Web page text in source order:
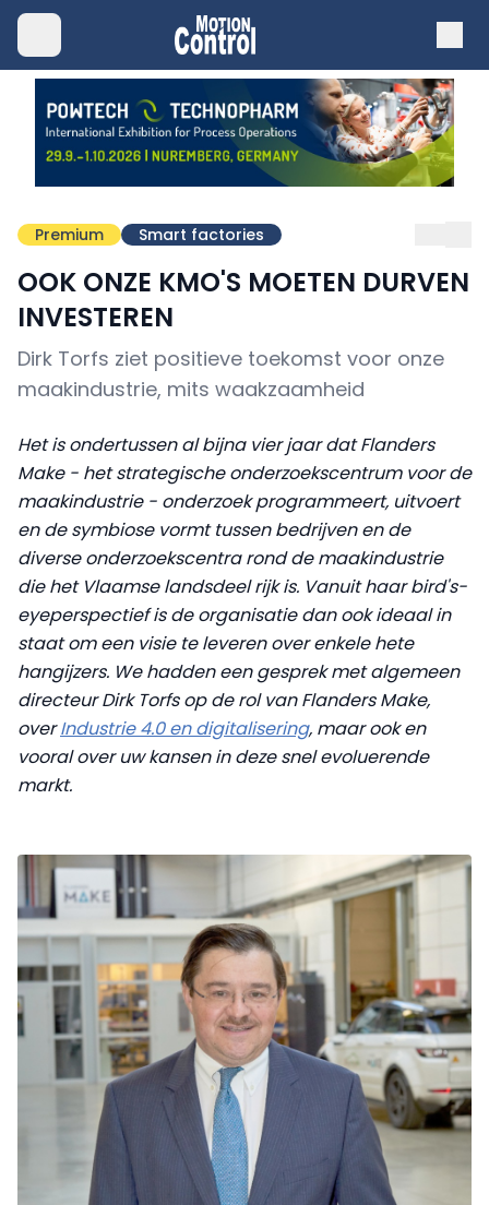
Premium Smart factories
OOK ONZE KMO'S MOETEN DURVEN
INVESTEREN
Dirk Torfs ziet positieve toekomst voor onze
maakindustrie, mits waakzaamheid
Het is ondertussen al bijna vier jaar dat Flanders
Make - het strategische onderzoekscentrum voor de
maakindustrie - onderzoek programmeert, uitvoert
en de symbiose vormt tussen bedrijven en de
diverse onderzoekscentra rond de maakindustrie
die het Vlaamse landsdeel rijk is. Vanuit haar bird's-
eyeperspectief is de organisatie dan ook ideaal in
staat om een visie te leveren over enkele hete
hangijzers. We hadden een gesprek met algemeen
directeur Dirk Torfs op de rol van Flanders Make,
overIndustrie 4.0 en digitalisering, maar ook en
vooral over uw kansen in deze snel evoluerende
markt.